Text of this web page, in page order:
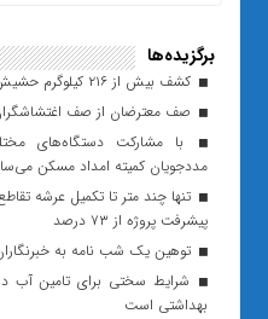
برگزیده‌ها
کشف بیش از ۲۱۶ کیلوگرم حشیش
صف معترضان از صف
با مشارکت دستگاه‌های
مددجویان کمیته امداد مسکن
تنها چند متر تا تکمیل عرشه
پیشرفت پروژه از ۷۳ درصد
توهین یک شب نامه به
شرایط سختی برای تامین آب
بهداشتی است